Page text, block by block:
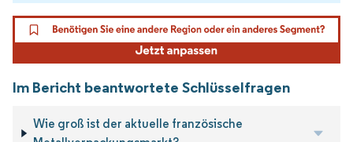
Im Bericht beantwortete Schlüsselfragen
Wie groß ist der aktuelle französische